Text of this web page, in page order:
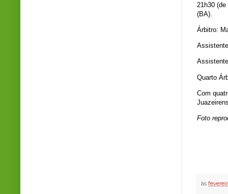
21h30
(BA).
Árbitro:
Quarto
Com
Foto
às